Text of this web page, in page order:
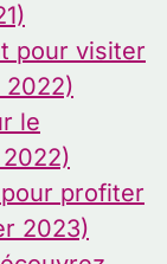
pour visiter
2022)
le
profiter
2023)